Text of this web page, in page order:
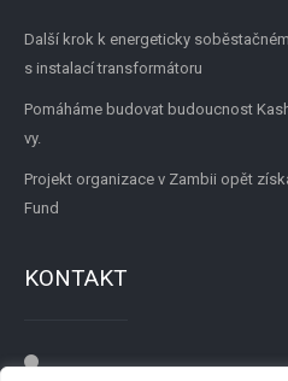
Další krok k energeticky
s instalací transformátoru
Pomáháme budovat budoucnost
vy.
Projekt organizace v Zambii opět
Fund
KONTAKT